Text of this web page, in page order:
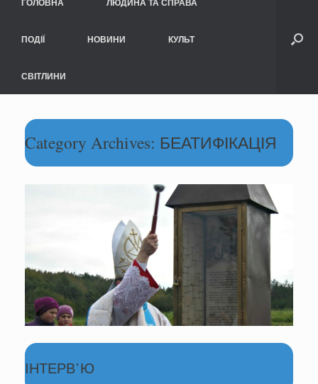
ПОДІЇ НОВИНИ КУЛЬТ
СВІТЛИНИ
Category Archives: БЕАТИФІКАЦІЯ
ІНТЕРВ’Ю